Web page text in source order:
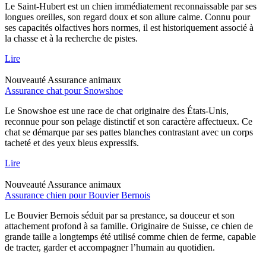
Le Saint-Hubert est un chien immédiatement reconnaissable par ses
longues oreilles, son regard doux et son allure calme. Connu pour
ses capacités olfactives hors normes, il est historiquement associé à
la chasse et à la recherche de pistes.
Lire
Nouveauté Assurance animaux
Assurance chat pour Snowshoe
Le Snowshoe est une race de chat originaire des États-Unis,
reconnue pour son pelage distinctif et son caractère affectueux. Ce
chat se démarque par ses pattes blanches contrastant avec un corps
tacheté et des yeux bleus expressifs.
Lire
Nouveauté Assurance animaux
Assurance chien pour Bouvier Bernois
Le Bouvier Bernois séduit par sa prestance, sa douceur et son
attachement profond à sa famille. Originaire de Suisse, ce chien de
grande taille a longtemps été utilisé comme chien de ferme, capable
de tracter, garder et accompagner l’humain au quotidien.